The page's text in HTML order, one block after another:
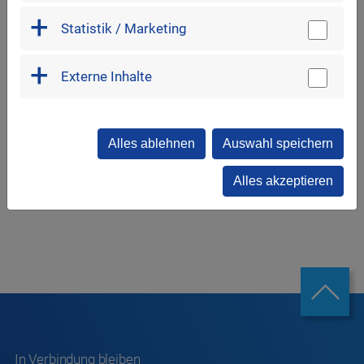
Gastronomie
das Stadtwerk.Donau-Arena
Walhalla-Allee 22
0941 465211-80
In Verbindung bleiben
Statistik / Marketing
Externe Inhalte
Alles ablehnen Auswahl speichern
Alles akzeptieren